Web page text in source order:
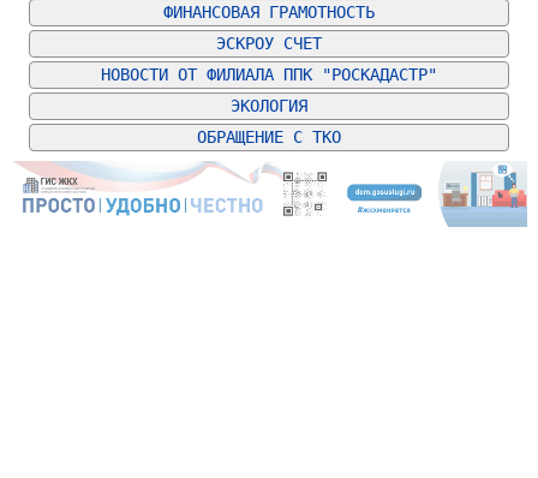
ФИНАНСОВАЯ ГРАМОТНОСТЬ
ЭСКРОУ СЧЕТ
НОВОСТИ ОТ ФИЛИАЛА ППК "РОСКАДАСТР"
ЭКОЛОГИЯ
ОБРАЩЕНИЕ С ТКО